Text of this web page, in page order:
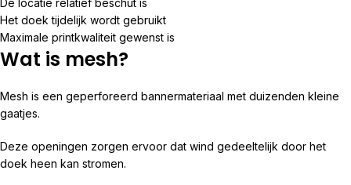
De locatie relatief beschut is
Het doek tijdelijk wordt gebruikt
Maximale printkwaliteit gewenst is
Wat is mesh?
Mesh is een geperforeerd bannermateriaal met duizenden kleine
gaatjes.
Deze openingen zorgen ervoor dat wind gedeeltelijk door het
doek heen kan stromen.